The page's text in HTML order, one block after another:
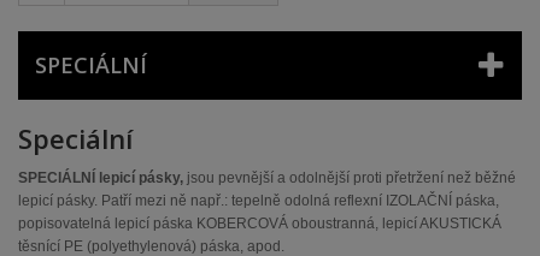
SPECIÁLNÍ
Speciální
SPECIÁLNÍ lepicí pásky, jsou pevnější a odolnější proti přetržení než běžné
lepicí pásky. Patří mezi ně např.: tepelně odolná reflexní IZOLAČNÍ páska,
popisovatelná lepicí páska KOBERCOVÁ oboustranná, lepicí AKUSTICKÁ
těsnící PE (polyethylenová) páska, apod.